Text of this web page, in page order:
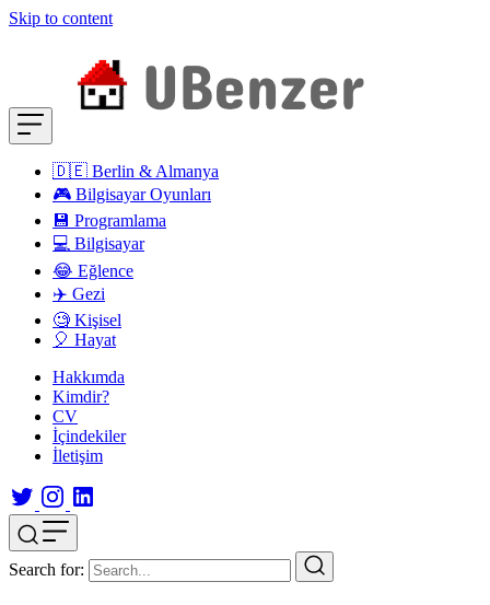
Skip to content
🇩🇪 Berlin & Almanya
🎮 Bilgisayar Oyunları
💾 Programlama
💻 Bilgisayar
😂 Eğlence
✈️ Gezi
🧐 Kişisel
🎈 Hayat
Hakkımda
Kimdir?
CV
İçindekiler
İletişim
Search for: